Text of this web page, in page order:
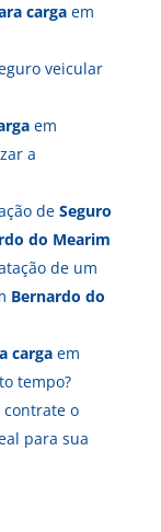
cargaem
veicular
em
a
de Seguro
do Mearim
de um
Bernardo do
cargaem
tempo?
o
para sua